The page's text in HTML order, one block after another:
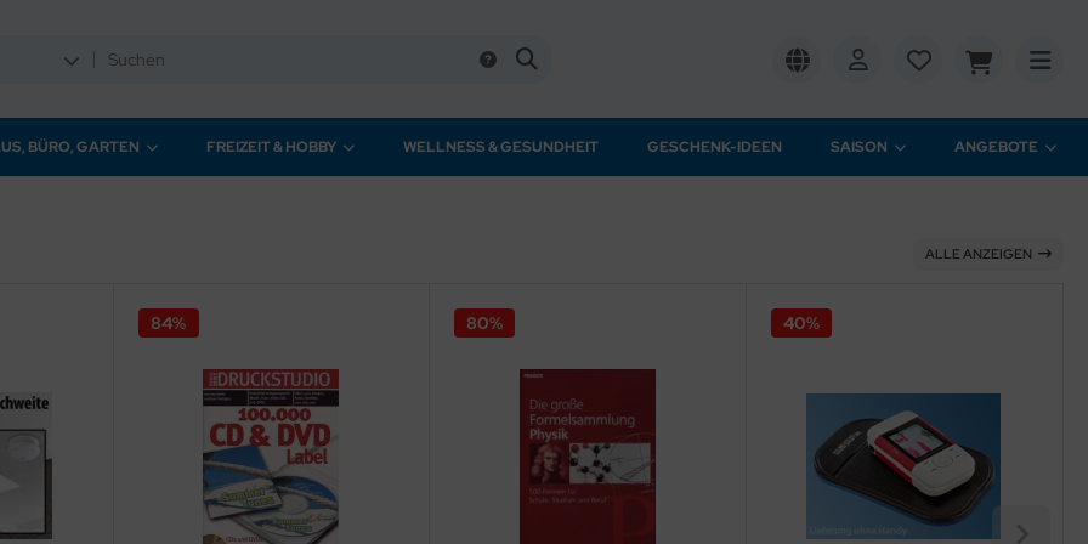
BÜRO, GARTEN FREIZEIT & HOBBY WELLNESS & GESUNDHEIT GESCHENK-IDEEN SAISON ANGEBOTE
ALLE ANZEIGEN
84% 80% 40%